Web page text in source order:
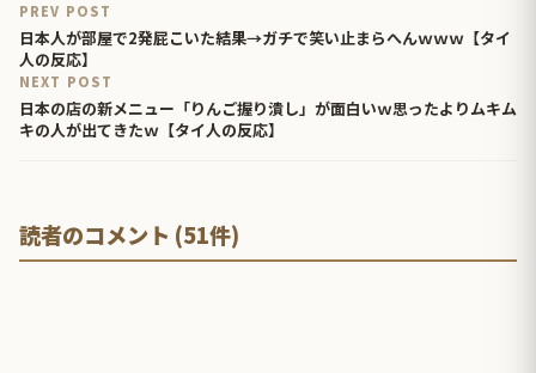
PREV POST
日本人が部屋で2発屁こいた結果→ガチで笑い止まらへんｗｗｗ【タイ
人の反応】
NEXT POST
日本の店の新メニュー「りんご握り潰し」が面白いｗ思ったよりムキム
キの人が出てきたｗ【タイ人の反応】
読者のコメント (51件)